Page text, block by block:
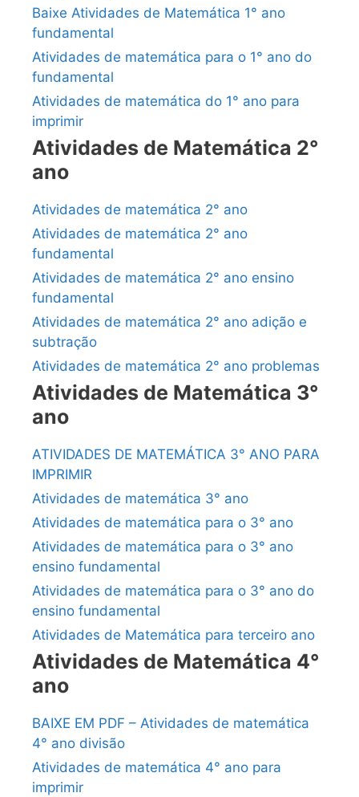
Baixe Atividades de Matemática 1° ano
fundamental
Atividades de matemática para o 1° ano do
fundamental
Atividades de matemática do 1° ano para
imprimir
Atividades de Matemática 2°
ano
Atividades de matemática 2° ano
Atividades de matemática 2° ano
fundamental
Atividades de matemática 2° ano ensino
fundamental
Atividades de matemática 2° ano adição e
subtração
Atividades de matemática 2° ano problemas
Atividades de Matemática 3°
ano
ATIVIDADES DE MATEMÁTICA 3° ANO PARA
IMPRIMIR
Atividades de matemática 3° ano
Atividades de matemática para o 3° ano
Atividades de matemática para o 3° ano
ensino fundamental
Atividades de matemática para o 3° ano do
ensino fundamental
Atividades de Matemática para terceiro ano
Atividades de Matemática 4°
ano
BAIXE EM PDF – Atividades de matemática
4° ano divisão
Atividades de matemática 4° ano para
imprimir